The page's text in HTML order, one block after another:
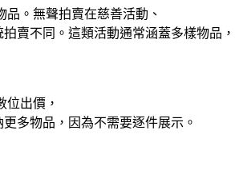
。無聲拍賣在慈善活動、
賣不同。這類活動通常涵蓋多樣物品，
出價，
多物品，因為不需要逐件展示。